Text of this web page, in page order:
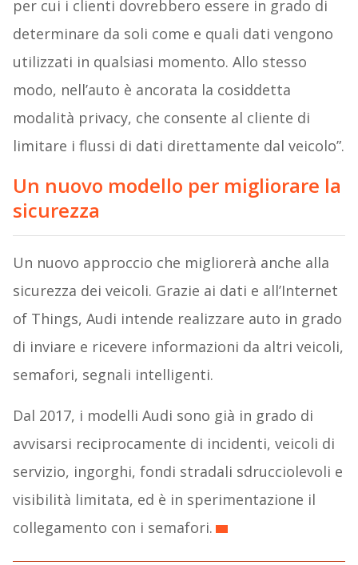
per cui i clienti dovrebbero essere in grado di
determinare da soli come e quali dati vengono
utilizzati in qualsiasi momento. Allo stesso
modo, nell’auto è ancorata la cosiddetta
modalità privacy, che consente al cliente di
limitare i flussi di dati direttamente dal veicolo”.
Un nuovo modello per migliorare la
sicurezza
Un nuovo approccio che migliorerà anche alla
sicurezza dei veicoli. Grazie ai dati e all’Internet
of Things, Audi intende realizzare auto in grado
di inviare e ricevere informazioni da altri veicoli,
semafori, segnali intelligenti.
Dal 2017, i modelli Audi sono già in grado di
avvisarsi reciprocamente di incidenti, veicoli di
servizio, ingorghi, fondi stradali sdrucciolevoli e
visibilità limitata, ed è in sperimentazione il
collegamento con i semafori.